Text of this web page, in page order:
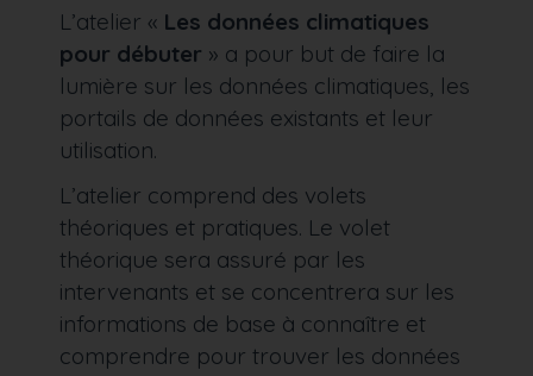
L’atelier « Les données climatiques
pour débuter » a pour but de faire la
lumière sur les données climatiques, les
portails de données existants et leur
utilisation.
L’atelier comprend des volets
théoriques et pratiques. Le volet
théorique sera assuré par les
intervenants et se concentrera sur les
informations de base à connaître et
comprendre pour trouver les données